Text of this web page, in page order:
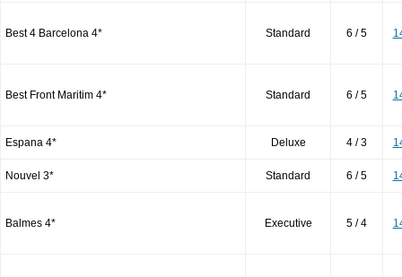
Best 4 Barcelona 4* Standard 6 / 5
Best Front Maritim 4* Standard 6 / 5
Espana 4* Deluxe 4 / 3
Nouvel 3* Standard 6 / 5
Balmes 4* Executive 5 / 4